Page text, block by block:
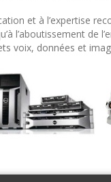
et à l’expertise
l’aboutissement de
voix, données et